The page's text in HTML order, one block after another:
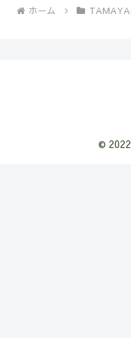
ホーム
©